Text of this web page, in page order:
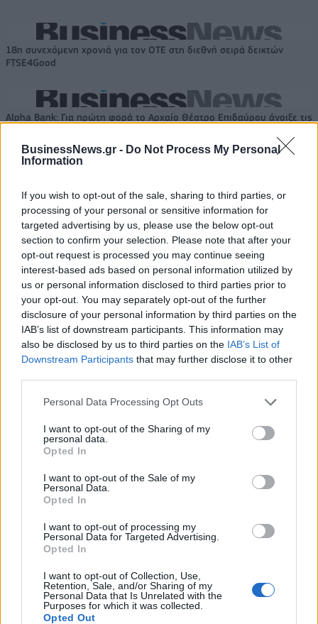
BusinessNews.gr - Do Not Process My Personal
Information
If you wish to opt-out of the sale, sharing to third parties, or
processing of your personal or sensitive information for
targeted advertising by us, please use the below opt-out
section to confirm your selection. Please note that after your
opt-out request is processed you may continue seeing
interest-based ads based on personal information utilized by
us or personal information disclosed to third parties prior to
your opt-out. You may separately opt-out of the further
disclosure of your personal information by third parties on the
IAB’s list of downstream participants. This information may
also be disclosed by us to third parties on the IAB’s List of
Downstream Participants that may further disclose it to other
Personal Data Processing Opt Outs
I want to opt-out of the Sharing of my
personal data.
Opted In
I want to opt-out of the Sale of my
Personal Data.
Opted In
I want to opt-out of processing my
Personal Data for Targeted Advertising.
Opted In
I want to opt-out of Collection, Use,
Retention, Sale, and/or Sharing of my
Personal Data that Is Unrelated with the
Purposes for which it was collected.
Opted Out
18η συνεχόμενη χρονιά για τον ΟΤΕ στη διεθνή σειρά δεικτών
FTSE4Good
Alpha Bank: Για πρώτη φορά το Αρχαίο Θέατρο Επιδαύρου άνοιξε τις
ΠΕΡΙΣΣΌΤΕΡΑ ΣΕ ΑΥΤΉ ΤΗΝ ΚΑΤΗΓΟΡΊΑ
Προκόπης Παυλόπουλος: Τι
δήλωσε στο "Πόθεν Έσχες"
Κυβερνητικός
αξιωματούχος: "Είναι
προφανές ότι δεν
Τουρκία τις θέσεις της"